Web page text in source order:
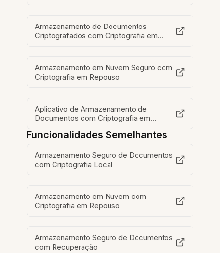
Armazenamento de Documentos
Criptografados com Criptografia em
Armazenamento em Nuvem Seguro com
Criptografia em Repouso
Aplicativo de Armazenamento de
Documentos com Criptografia em
Funcionalidades Semelhantes
Armazenamento Seguro de Documentos
com Criptografia Local
Armazenamento em Nuvem com
Criptografia em Repouso
Armazenamento Seguro de Documentos
com Recuperação